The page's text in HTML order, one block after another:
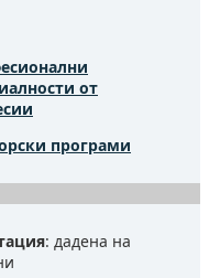
от
програми
: дадена на